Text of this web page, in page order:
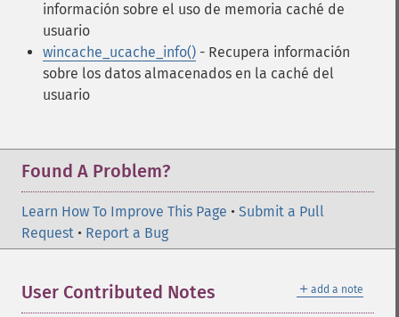
información sobre el uso de memoria caché de
usuario
wincache_ucache_info() - Recupera información
sobre los datos almacenados en la caché del
usuario
Found A Problem?
Learn How To Improve This Page • Submit a Pull
Request • Report a Bug
＋ add a note
User Contributed Notes